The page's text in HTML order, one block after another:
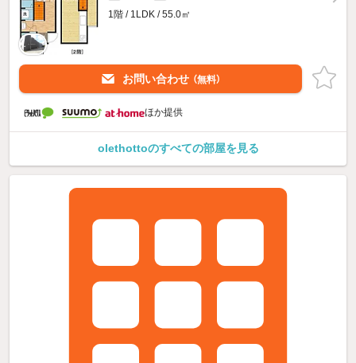
1階 / 1LDK / 55.0㎡
お問い合わせ （無料）
ほか提供
olethottoのすべての部屋を見る